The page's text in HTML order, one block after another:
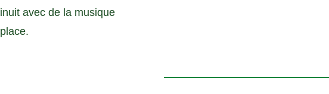
avec de la musique